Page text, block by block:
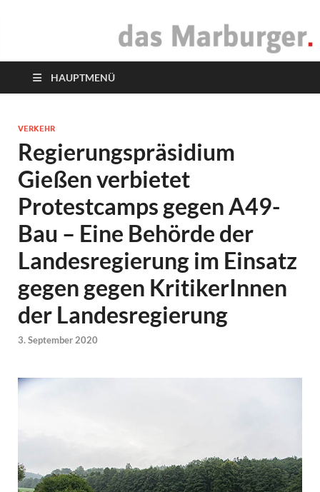
das Marburger.
HAUPTMENÜ
VERKEHR
Regierungspräsidium
Gießen verbietet
Protestcamps gegen A49-
Bau – Eine Behörde der
Landesregierung im Einsatz
gegen gegen KritikerInnen
der Landesregierung
3. September 2020